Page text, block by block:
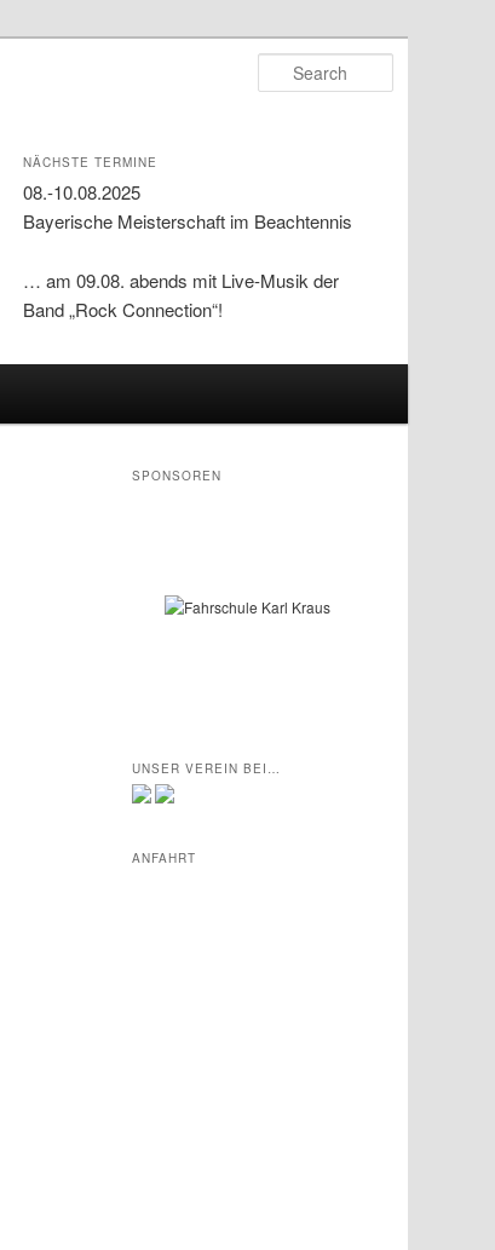
NÄCHSTE TERMINE
08.-10.08.2025
Bayerische Meisterschaft im Beachtennis
… am 09.08. abends mit Live-Musik der
Band „Rock Connection“!
SPONSOREN
UNSER VEREIN BEI…
ANFAHRT